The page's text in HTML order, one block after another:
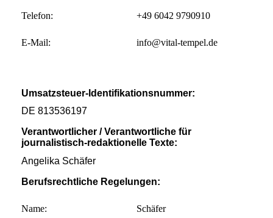
Telefon: +49 6042 9790910
E-Mail: info@vital-tempel.de
Umsatzsteuer-Identifikationsnummer:
DE 813536197
Verantwortlicher / Verantwortliche für
journalistisch-redaktionelle Texte:
Angelika Schäfer
Berufsrechtliche Regelungen:
Name: Schäfer